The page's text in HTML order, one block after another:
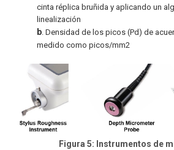
cinta réplica bruñida y aplicando un
linealización
b. Densidad de los picos (Pd) de
medido como picos/mm2
Figura 5: Instrumentos de